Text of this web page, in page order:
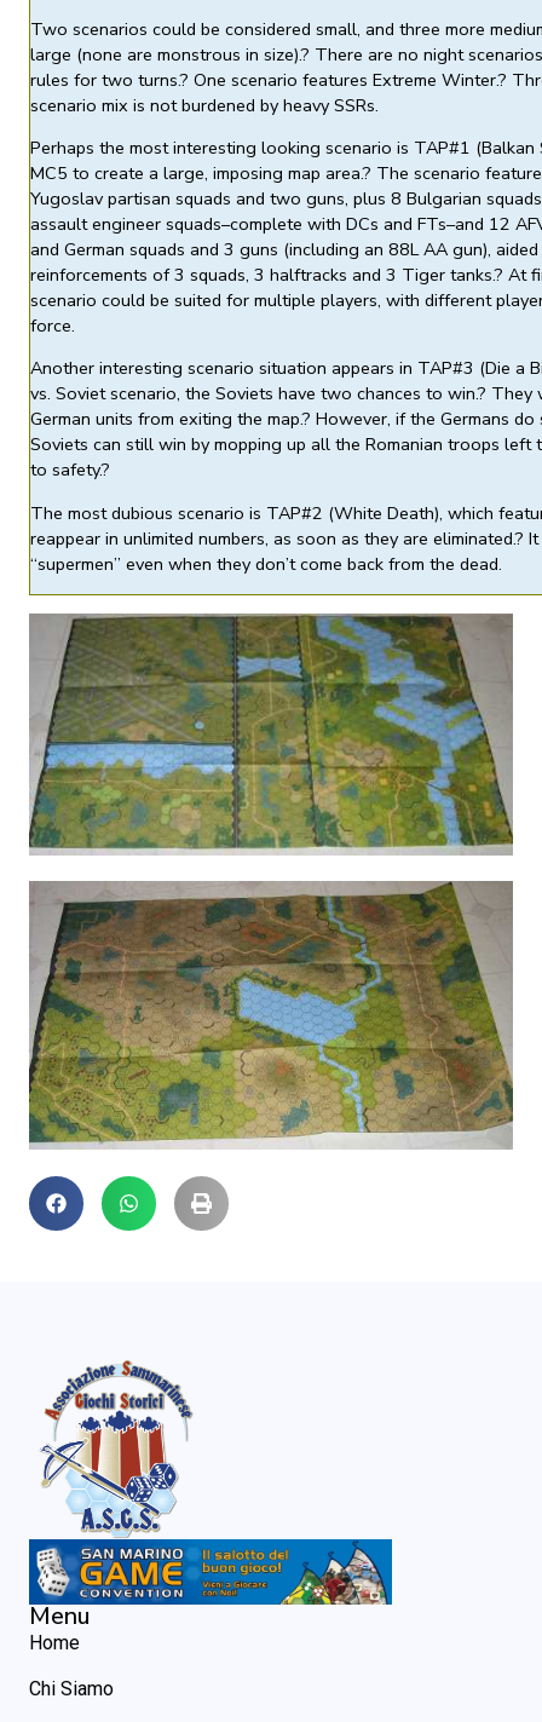
Two scenarios could be considered small, and three more
large (none are monstrous in size).? There are no night
rules for two turns.? One scenario features Extreme Winter.?
scenario mix is not burdened by heavy SSRs.
Perhaps the most interesting looking scenario is TAP#1 (Balkan
MC5 to create a large, imposing map area.? The scenario
Yugoslav partisan squads and two guns, plus 8 Bulgarian
assault engineer squads–complete with DCs and FTs–and 12
and German squads and 3 guns (including an 88L AA gun),
reinforcements of 3 squads, 3 halftracks and 3 Tiger tanks.? At
scenario could be suited for multiple players, with different
force.
Another interesting scenario situation appears in TAP#3 (Die a
vs. Soviet scenario, the Soviets have two chances to win.?
German units from exiting the map.? However, if the Germans
Soviets can still win by mopping up all the Romanian troops
to safety.?
The most dubious scenario is TAP#2 (White Death), which
reappear in unlimited numbers, as soon as they are eliminated.?
“supermen” even when they don’t come back from the dead.
Menu
Home
Chi Siamo